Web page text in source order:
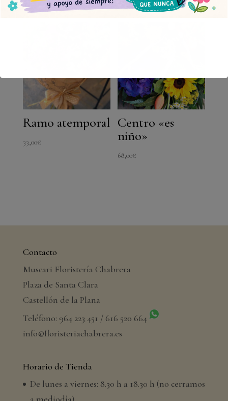
Ramo atemporal
33,00€
Centro «es
niño»
68,00€
Contacto
Muscari Floristería Chabrera
Plaza de Santa Clara
Castellón de la Plana
Teléfono: 964 223 451 / 616 520 664
info@floristeriachabrera.es
Horario de Tienda
De lunes a viernes: 8.30 h a 18.30 h (no cerramos